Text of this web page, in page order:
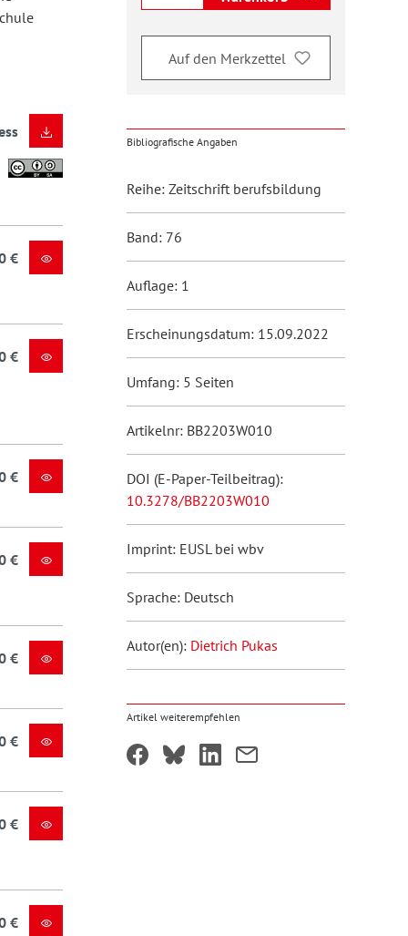
€
€
€
€
€
€
€
€
Auf den Merkzettel
Bibliografische Angaben
Reihe: Zeitschrift berufsbildung
Band: 76
Auflage: 1
Erscheinungsdatum: 15.09.2022
Umfang: 5 Seiten
Artikelnr: BB2203W010
DOI (E-Paper-Teilbeitrag):
10.3278/BB2203W010
Imprint: EUSL bei wbv
Sprache: Deutsch
Autor(en): Dietrich Pukas
Artikel weiterempfehlen